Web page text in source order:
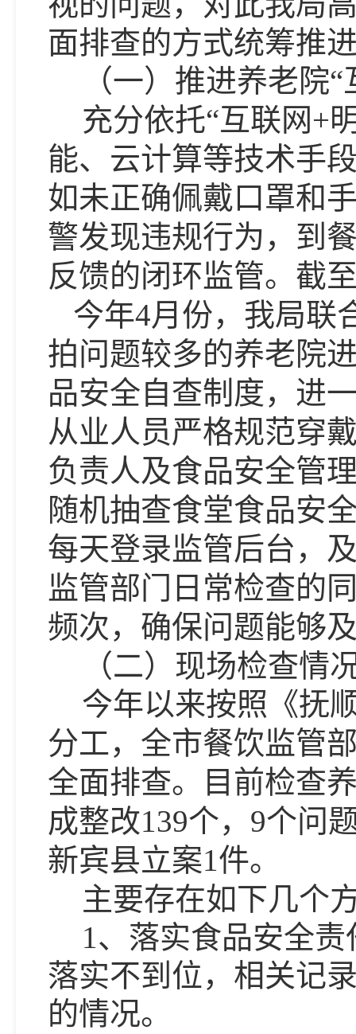
面排查的方式统筹推
（一）推进养老院“
充分依托“互联网+
能、云计算等技术手
如未正确佩戴口罩和
警发现违规行为，到
反馈的闭环监管。截
今年4月份，我局联
拍问题较多的养老院
品安全自查制度，进
从业人员严格规范穿
负责人及食品安全管
随机抽查食堂食品安
每天登录监管后台，
监管部门日常检查的
频次，确保问题能够
（二）现场检查情
今年以来按照《抚
分工，全市餐饮监管
全面排查。目前检查
成整改139个，9个问
新宾县立案1件。
主要存在如下几个
1、落实食品安全
落实不到位，相关记
的情况。